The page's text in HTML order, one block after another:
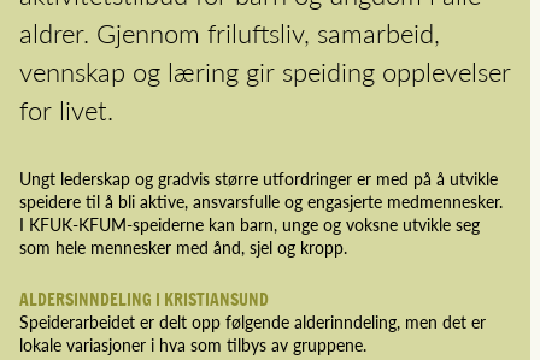
aldrer. Gjennom friluftsliv, samarbeid,
vennskap og læring gir speiding opplevelser
for livet.
Ungt lederskap og gradvis større utfordringer er med på å utvikle
speidere til å bli aktive, ansvarsfulle og engasjerte medmennesker.
I KFUK-KFUM-speiderne kan barn, unge og voksne utvikle seg
som hele mennesker med ånd, sjel og kropp.
ALDERSINNDELING I KRISTIANSUND
Speiderarbeidet er delt opp følgende alderinndeling, men det er
lokale variasjoner i hva som tilbys av gruppene.